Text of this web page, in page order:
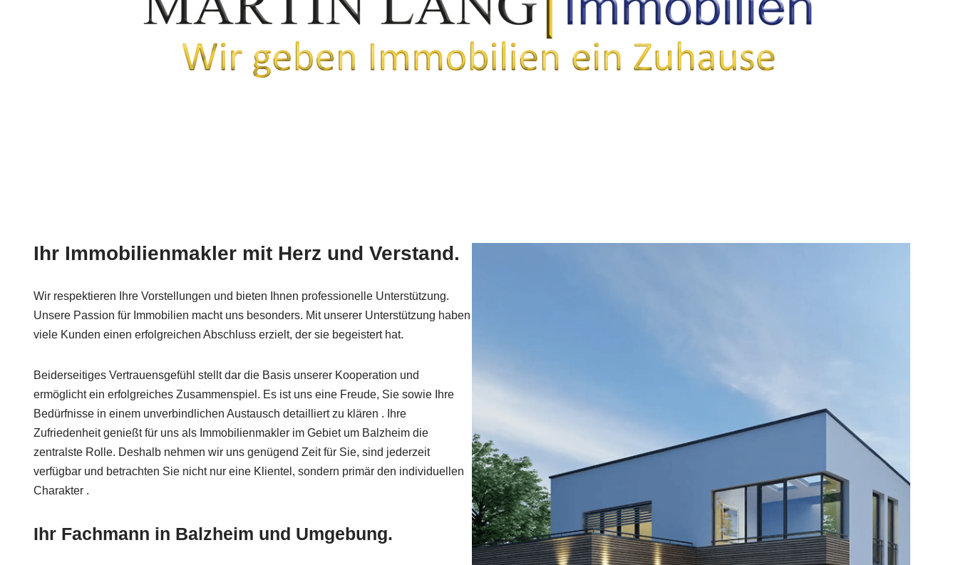
Ihr Immobilienmakler mit Herz und Verstand.
Wir respektieren Ihre Vorstellungen und bieten Ihnen professionelle Unterstützung.
Unsere Passion für Immobilien macht uns besonders. Mit unserer Unterstützung haben
viele Kunden einen erfolgreichen Abschluss erzielt, der sie begeistert hat.
Beiderseitiges Vertrauensgefühl stellt dar die Basis unserer Kooperation und
ermöglicht ein erfolgreiches Zusammenspiel. Es ist uns eine Freude, Sie sowie Ihre
Bedürfnisse in einem unverbindlichen Austausch detailliert zu klären . Ihre
Zufriedenheit genießt für uns als Immobilienmakler im Gebiet um Balzheim die
zentralste Rolle. Deshalb nehmen wir uns genügend Zeit für Sie, sind jederzeit
verfügbar und betrachten Sie nicht nur eine Klientel, sondern primär den individuellen
Charakter .
Ihr Fachmann in Balzheim und Umgebung.